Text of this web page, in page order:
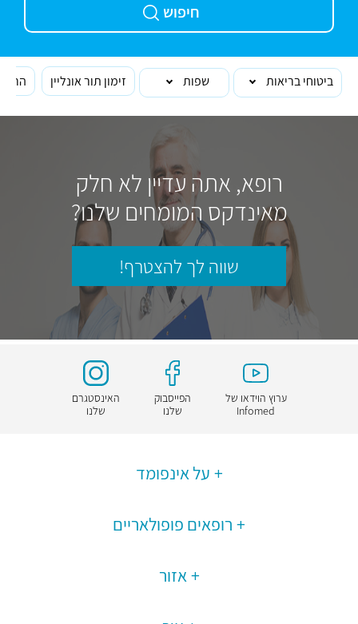
חיפוש
ביטוחי בריאות שפות זימון תור אונליין
רופא, אתה עדיין לא חלק
מאינדקס המומחים שלנו?
שווה לך להצטרף!
ערוץ הוידאו של
Infomed
הפייסבוק
שלנו
האינסטגרם
שלנו
על אינפומד
רופאים פופולאריים
אזור